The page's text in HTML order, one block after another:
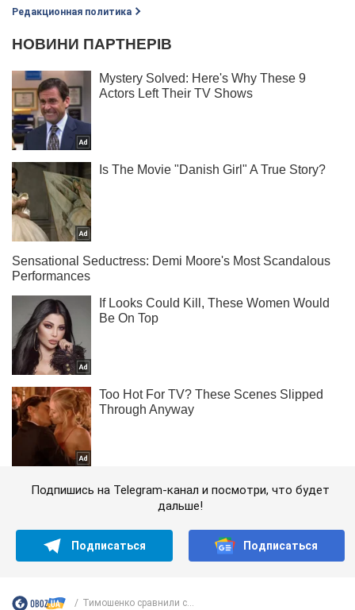
Редакционная политика
Подпишись на Telegram-канал и посмотри, что будет
дальше!
Подписаться Подписаться
Тимошенко сравнили с...